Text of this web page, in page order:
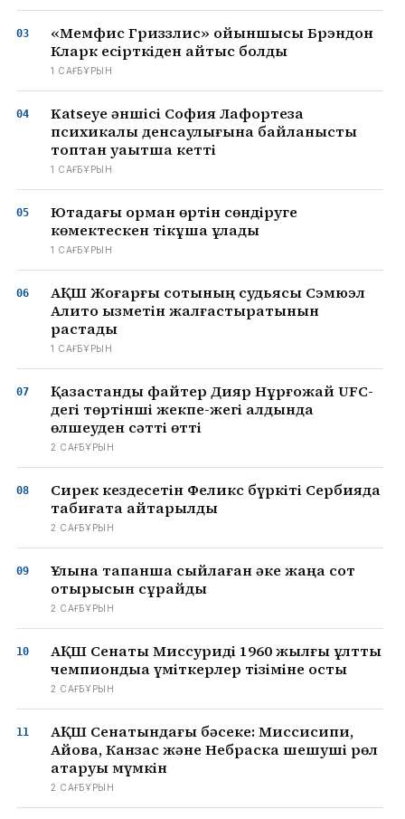
«Мемфис Гриззлис» ойыншысы Брэндон
Кларк есірткіден қайтыс болды
1 САҒ БҰРЫН
Katseye әншісі София Лафортеза
психикалық денсаулығына байланысты
топтан уақытша кетті
1 САҒ БҰРЫН
Ютадағы орман өртін сөндіруге
көмектескен тікұшақ құлады
1 САҒ БҰРЫН
АҚШ Жоғарғы сотының судьясы Сэмюэл
Алито қызметін жалғастыратынын
растады
1 САҒ БҰРЫН
Қазақстандық файтер Дияр Нұрғожай UFC-
дегі төртінші жекпе-жегі алдында
өлшеуден сәтті өтті
2 САҒ БҰРЫН
Сирек кездесетін Феликс бүркіті Сербияда
табиғатқа қайтарылды
2 САҒ БҰРЫН
Ұлына тапанша сыйлаған әке жаңа сот
отырысын сұрайды
2 САҒ БҰРЫН
АҚШ Сенаты Миссуриді 1960 жылғы ұлттық
чемпиондыққа үміткерлер тізіміне қосты
2 САҒ БҰРЫН
АҚШ Сенатындағы бәсеке: Миссисипи,
Айова, Канзас және Небраска шешуші рөл
атқаруы мүмкін
2 САҒ БҰРЫН